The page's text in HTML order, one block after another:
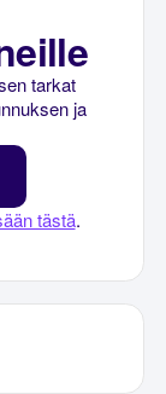
tarkat
ja
tästä.